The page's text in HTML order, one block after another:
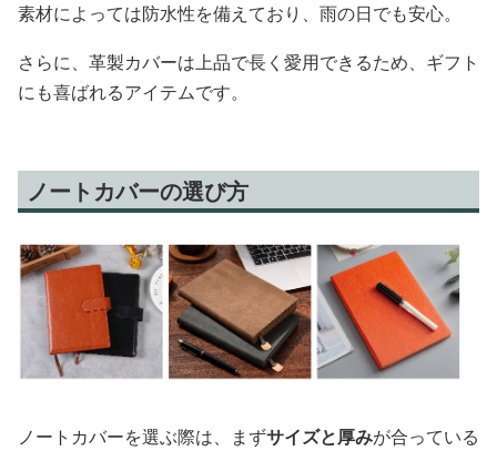
素材によっては防水性を備えており、雨の日でも安心。
さらに、革製カバーは上品で長く愛用できるため、ギフト
にも喜ばれるアイテムです。
ノートカバーの選び方
ノートカバーを選ぶ際は、まずサイズと厚みが合っている